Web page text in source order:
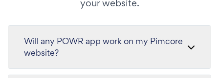
your website.
Will any POWR app work on my Pimcore
website?